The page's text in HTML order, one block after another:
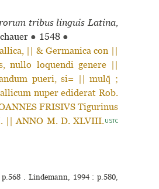
tribus lin­guis Latina,
● 1548 ●
|| & Germanica con ||
nullo loquendi genere ||
pueri, si= || mulq̃ ;
nuper ediderat Rob.
FRISIVS Tigurinus
|| ANNO M. D. XLVIII.USTC
. Lindemann, 1994 : p.580,